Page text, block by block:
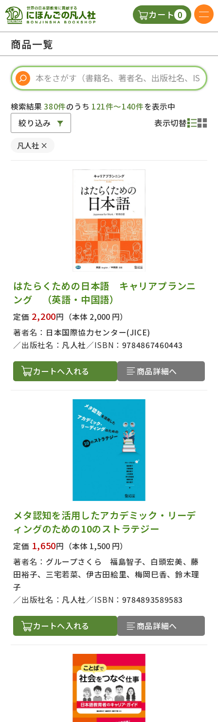
カート 0
視聴覚・補助教材
教師用参考書
商品一覧
検索結果380件のうち 121件～140件を表示中
絞り込み 表示切替
凡人社 ×
はたらくための日本語 キャリアプランニ
ング （英語・中国語）
定価 2,200円 （本体 2,000 円）
著者名： 日本国際協力センター(JICE)
出版社名： 凡人社 ISBN： 9784867460443
カートへ入れる 商品詳細へ
メタ認知を活用したアカデミック・リーデ
ィングのための10のストラテジー
定価 1,650円 （本体 1,500 円）
著者名： グループさくら 福島智子、白頭宏美、藤
田裕子、三宅若菜、伊古田絵里、梅岡巳香、鈴木理
子
出版社名： 凡人社 ISBN： 9784893589583
カートへ入れる 商品詳細へ